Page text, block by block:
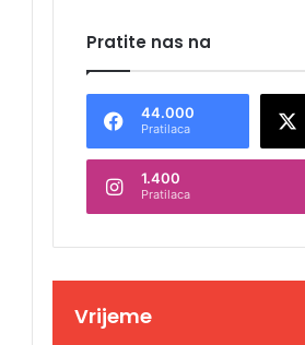
Pratite nas na
44.000
Pratilaca
1.400
Pratilaca
Vrijeme